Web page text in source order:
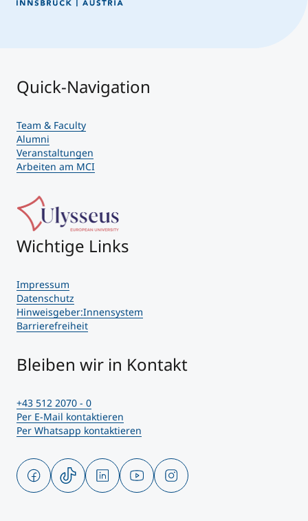
Quick-Navigation
Team & Faculty
Alumni
Veranstaltungen
Arbeiten am MCI
Wichtige Links
Impressum
Datenschutz
Hinweisgeber:Innensystem
Barrierefreiheit
Bleiben wir in Kontakt
+43 512 2070 - 0
Per E-Mail kontaktieren
Per Whatsapp kontaktieren